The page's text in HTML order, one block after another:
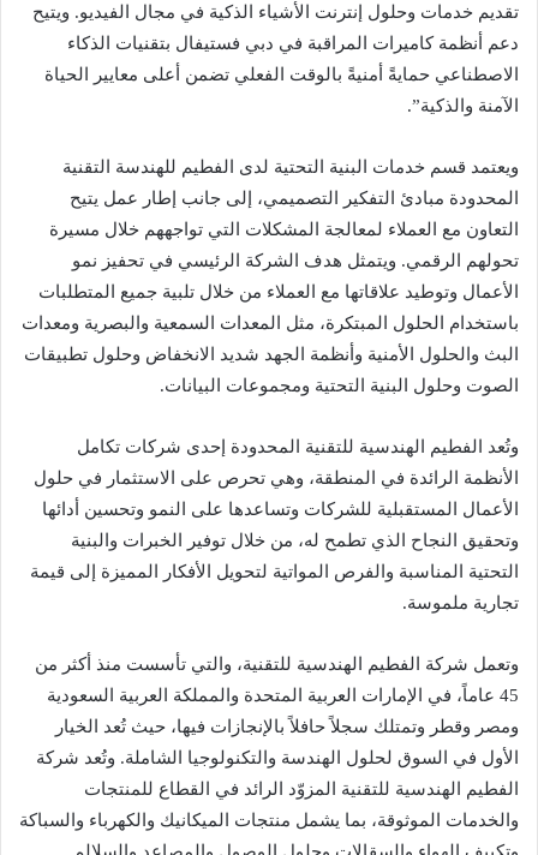
تقديم خدمات وحلول إنترنت الأشياء الذكية في مجال الفيديو. ويتيح
دعم أنظمة كاميرات المراقبة في دبي فستيفال بتقنيات الذكاء
الاصطناعي حمايةً أمنيةً بالوقت الفعلي تضمن أعلى معايير الحياة
الآمنة والذكية”.
ويعتمد قسم خدمات البنية التحتية لدى الفطيم للهندسة التقنية
المحدودة مبادئ التفكير التصميمي، إلى جانب إطار عمل يتيح
التعاون مع العملاء لمعالجة المشكلات التي تواجههم خلال مسيرة
تحولهم الرقمي. ويتمثل هدف الشركة الرئيسي في تحفيز نمو
الأعمال وتوطيد علاقاتها مع العملاء من خلال تلبية جميع المتطلبات
باستخدام الحلول المبتكرة، مثل المعدات السمعية والبصرية ومعدات
البث والحلول الأمنية وأنظمة الجهد شديد الانخفاض وحلول تطبيقات
الصوت وحلول البنية التحتية ومجموعات البيانات.
وتُعد الفطيم الهندسية للتقنية المحدودة إحدى شركات تكامل
الأنظمة الرائدة في المنطقة، وهي تحرص على الاستثمار في حلول
الأعمال المستقبلية للشركات وتساعدها على النمو وتحسين أدائها
وتحقيق النجاح الذي تطمح له، من خلال توفير الخبرات والبنية
التحتية المناسبة والفرص المواتية لتحويل الأفكار المميزة إلى قيمة
تجارية ملموسة.
وتعمل شركة الفطيم الهندسية للتقنية، والتي تأسست منذ أكثر من
45 عاماً، في الإمارات العربية المتحدة والمملكة العربية السعودية
ومصر وقطر وتمتلك سجلاً حافلاً بالإنجازات فيها، حيث تُعد الخيار
الأول في السوق لحلول الهندسة والتكنولوجيا الشاملة. وتُعد شركة
الفطيم الهندسية للتقنية المزوّد الرائد في القطاع للمنتجات
والخدمات الموثوقة، بما يشمل منتجات الميكانيك والكهرباء والسباكة